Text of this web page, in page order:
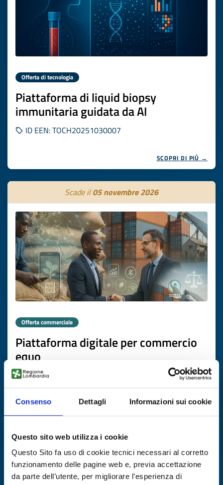
Consenso Dettagli Informazioni sui cookie
Questo sito web utilizza i cookie
Questo Sito fa uso di cookie tecnici necessari al corretto
funzionamento delle pagine web e, previa accettazione
da parte dell’utente, per migliorare l’esperienza di
Offerta di tecnologia
Piattaforma di liquid biopsy
immunitaria guidata da AI
ID EEN: TOCH20251030007
SCOPRI DI PIÙ →
Scade il05 novembre 2026
Offerta commerciale
Piattaforma digitale per commercio
equo
ID EEN: BOGB20250827024
SCOPRI DI PIÙ →
Scade il29 ottobre 2026